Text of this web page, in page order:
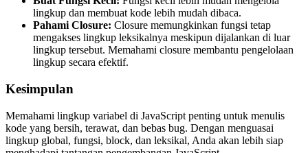
lingkup dan membuat kode lebih mudah dibaca.
Pahami Closure: Closure memungkinkan fungsi tetap
mengakses lingkup leksikalnya meskipun dijalankan di luar
lingkup tersebut. Memahami closure membantu pengelolaan
lingkup secara efektif.
Kesimpulan
Memahami lingkup variabel di JavaScript penting untuk menulis
kode yang bersih, terawat, dan bebas bug. Dengan menguasai
lingkup global, fungsi, block, dan leksikal, Anda akan lebih siap